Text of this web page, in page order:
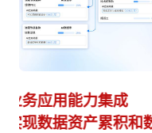
AI Agent 快速接入
赋能业务 快速迭代